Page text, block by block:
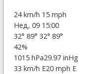
24 km/h 15 mph
Нед, 09 15:00
32° 89° 32° 89°
42%
1015 hPa29.97 inHg
33 km/h E20 mph E